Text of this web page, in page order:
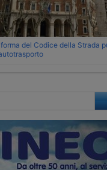
del Codice della Strada